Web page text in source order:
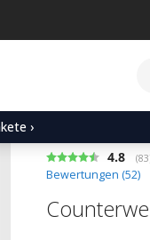
›
4.8 (83
Bewertungen (52)